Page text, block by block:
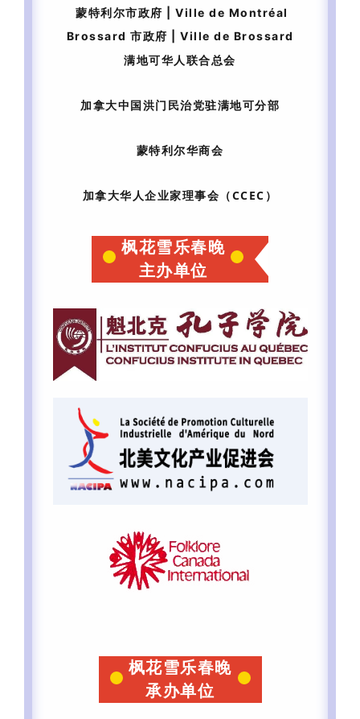
蒙特利尔市政府 | Ville de Montréal
Brossard 市政府 | Ville de Brossard
满地可华人联合总会
加拿大中国洪门民治党驻满地可分部
蒙特利尔华商会
加拿大华人企业家理事会（CCEC）
枫花雪乐春晚
主办单位
枫花雪乐春晚
承办单位